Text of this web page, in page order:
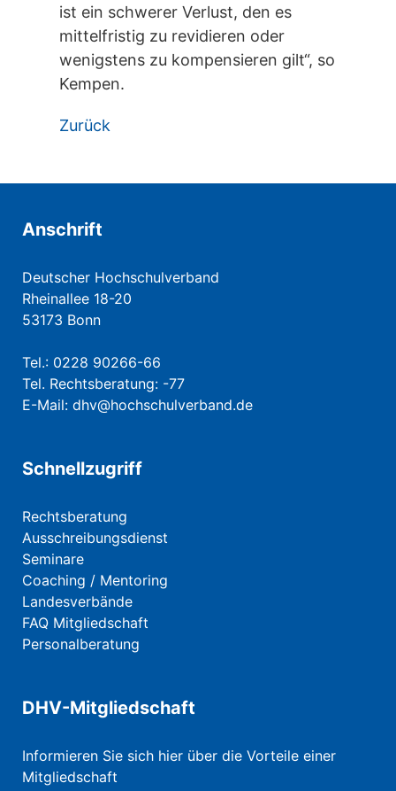
ist ein schwerer Verlust, den es
mittelfristig zu revidieren oder
wenigstens zu kompensieren gilt“, so
Kempen.
Zurück
Anschrift
Deutscher Hochschulverband
Rheinallee 18-20
53173 Bonn
Tel.: 0228 90266-66
Tel. Rechtsberatung: -77
E-Mail: dhv@hochschulverband.de
Schnellzugriff
Rechtsberatung
Ausschreibungsdienst
Seminare
Coaching / Mentoring
Landesverbände
FAQ Mitgliedschaft
Personalberatung
DHV-Mitgliedschaft
Informieren Sie sich hier über die Vorteile einer
Mitgliedschaft